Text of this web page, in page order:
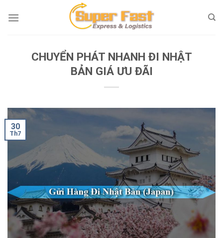
CHUYỂN PHÁT NHANH ĐI NHẬT
BẢN GIÁ ƯU ĐÃI
30
Th7